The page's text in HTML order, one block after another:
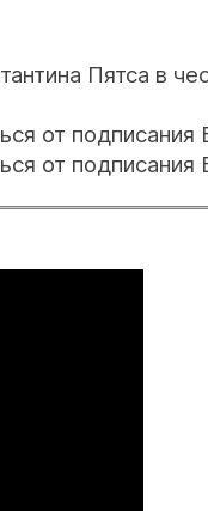
Пятса в
от подписания
от подписания